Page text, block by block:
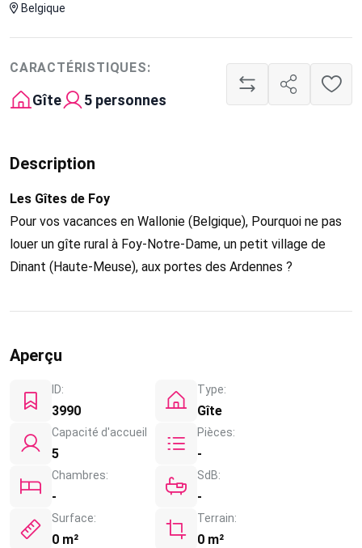
Belgique
CARACTÉRISTIQUES:
Gîte 5 personnes
Description
Les Gîtes de Foy
Pour vos vacances en Wallonie (Belgique), Pourquoi ne pas
louer un gîte rural à Foy-Notre-Dame, un petit village de
Dinant (Haute-Meuse), aux portes des Ardennes ?
Aperçu
ID:
3990
Type:
Gîte
Capacité d'accueil
5
Pièces:
-
Chambres:
-
SdB:
-
Surface:
0 m²
Terrain:
0 m²